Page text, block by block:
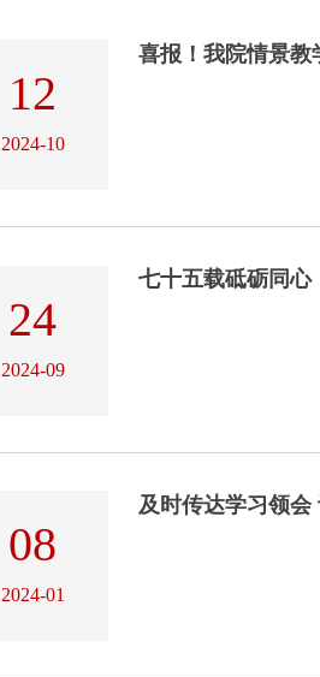
12
2024-10
喜报！我院情景教
24
2024-09
七十五载砥砺同
08
2024-01
及时传达学习领